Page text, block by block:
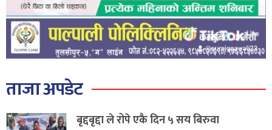
ताजा अपडेट
बृद्दबृद्दा ले रोपे एकै दिन ५ सय बिरुवा